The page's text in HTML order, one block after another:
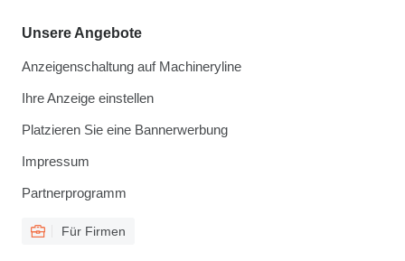
Unsere Angebote
Anzeigenschaltung auf Machineryline
Ihre Anzeige einstellen
Platzieren Sie eine Bannerwerbung
Impressum
Partnerprogramm
Für Firmen